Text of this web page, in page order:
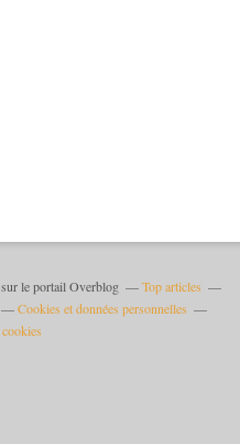
le portail Overblog
Top articles
Cookies et données personnelles